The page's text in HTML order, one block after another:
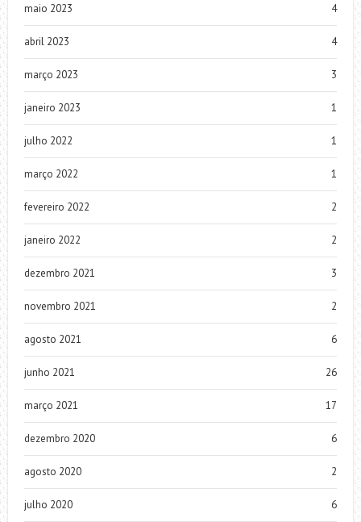
maio 2023 4
abril 2023 4
março 2023 3
janeiro 2023 1
julho 2022 1
março 2022 1
fevereiro 2022 2
janeiro 2022 2
dezembro 2021 3
novembro 2021 2
agosto 2021 6
junho 2021 26
março 2021 17
dezembro 2020 6
agosto 2020 2
julho 2020 6